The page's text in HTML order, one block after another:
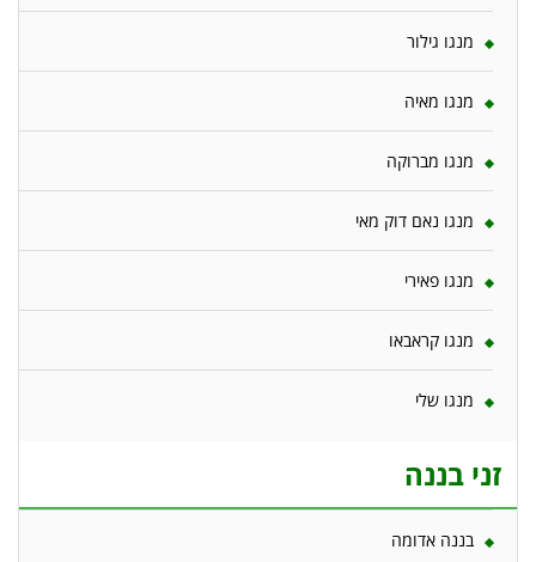
מנגו גילור
מנגו מאיה
מנגו מברוקה
מנגו נאם דוק מאי
מנגו פאירי
מנגו קראבאו
מנגו שלי
זני בננה
בננה אדומה